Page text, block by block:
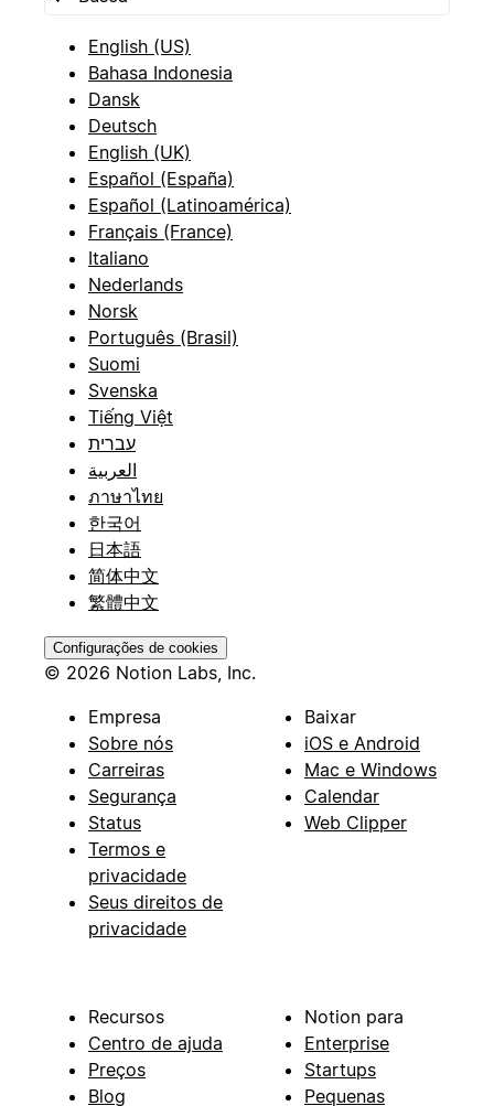
English (US)
Bahasa Indonesia
Dansk
Deutsch
English (UK)
Español (España)
Español (Latinoamérica)
Français (France)
Italiano
Nederlands
Norsk
Português (Brasil)
Suomi
Svenska
Tiếng Việt
עברית
العربية
ภาษาไทย
한국어
日本語
简体中文
繁體中文
Configurações de cookies
© 2026 Notion Labs, Inc.
Empresa
Sobre nós
Carreiras
Segurança
Status
Termos e
privacidade
Seus direitos de
privacidade
Baixar
iOS e Android
Mac e Windows
Calendar
Web Clipper
Recursos
Centro de ajuda
Preços
Blog
Notion para
Enterprise
Startups
Pequenas